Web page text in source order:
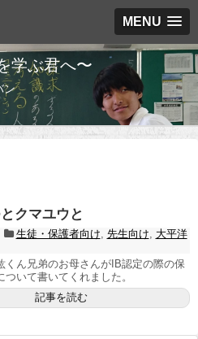
MENU
学ぶ君へ〜
ン
クマユウと
生徒・保護者向け 先生向け
大平洋
くん兄弟のお母さんがIB認定の際の保
ついて書いてくれました。
記事を読む